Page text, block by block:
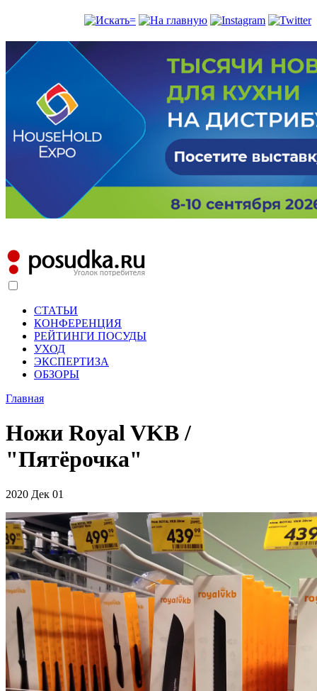
СТАТЬИ
КОНФЕРЕНЦИЯ
РЕЙТИНГИ ПОСУДЫ
УХОД
ЭКСПЕРТИЗА
ОБЗОРЫ
Главная
Ножи Royal VKB /
"Пятёрочка"
2020 Дек 01